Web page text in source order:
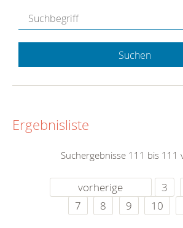
Suchen
Ergebnisliste
Suchergebnisse 111 bis 111
vorherige 3
7
8 9 10